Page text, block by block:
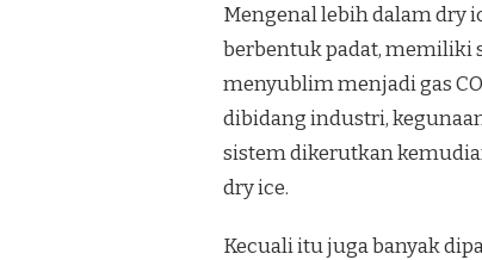
Mengenal lebih dalam dry
berbentuk padat, memiliki
menyublim menjadi gas
dibidang industri,
sistem dikerutkan
dry ice.
Kecuali itu juga banyak